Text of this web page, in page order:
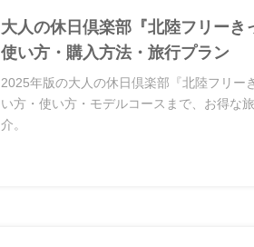
大人の休日倶楽部『北陸フリーき
使い方・購入方法・旅行プラン
2025年版の大人の休日倶楽部『北陸フリー
い方・使い方・モデルコースまで、お得な
介。